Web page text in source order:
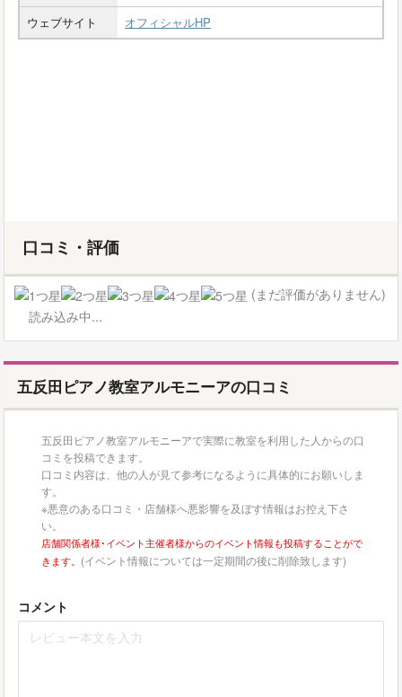
ウェブサイト
オフィシャルHP
口コミ・評価
(まだ評価がありません)
読み込み中...
五反田ピアノ教室アルモニーアの口コミ
五反田ピアノ教室アルモニーアで実際に教室を利用した人からの口
コミを投稿できます。
口コミ内容は、他の人が見て参考になるように具体的にお願いしま
す。
※悪意のある口コミ・店舗様へ悪影響を及ぼす情報はお控え下さ
い。
店舗関係者様･イベント主催者様からのイベント情報も投稿することがで
きます。 (イベント情報については一定期間の後に削除致します)
コメント